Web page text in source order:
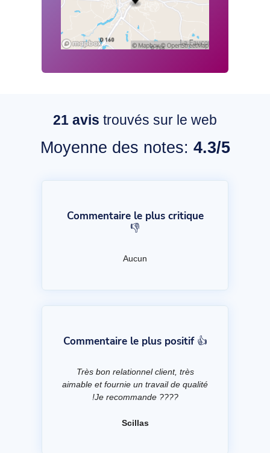
21 avis trouvés sur le web
Moyenne des notes: 4.3/5
Commentaire le plus critique
👎
Aucun
Commentaire le plus positif 👍
Très bon relationnel client, très
aimable et fournie un travail de qualité
!Je recommande ????
Scillas